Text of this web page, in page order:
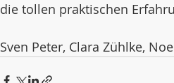
die tollen praktischen
Sven Peter, Clara Zühlke,